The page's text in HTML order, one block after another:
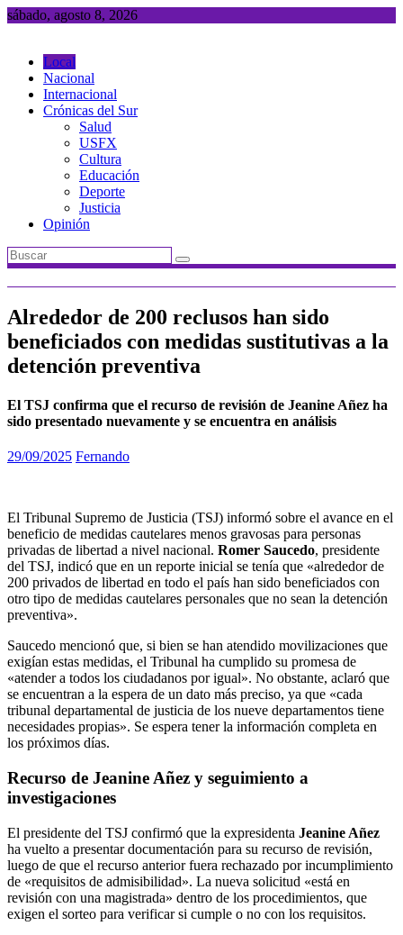
Saltar
sábado, agosto 8, 2026
Local
Nacional
Internacional
Crónicas del Sur
Salud
USFX
Cultura
Educación
Deporte
Justicia
Opinión
Alrededor de 200 reclusos han sido
beneficiados con medidas sustitutivas a la
detención preventiva
El TSJ confirma que el recurso de revisión de Jeanine Añez ha
sido presentado nuevamente y se encuentra en análisis
29/09/2025 Fernando
El Tribunal Supremo de Justicia (TSJ) informó sobre el avance en el
beneficio de medidas cautelares menos gravosas para personas
privadas de libertad a nivel nacional. Romer Saucedo, presidente
del TSJ, indicó que en un reporte inicial se tenía que «alrededor de
200 privados de libertad en todo el país han sido beneficiados con
otro tipo de medidas cautelares personales que no sean la detención
preventiva».
Saucedo mencionó que, si bien se han atendido movilizaciones que
exigían estas medidas, el Tribunal ha cumplido su promesa de
«atender a todos los ciudadanos por igual». No obstante, aclaró que
se encuentran a la espera de un dato más preciso, ya que «cada
tribunal departamental de justicia de los nueve departamentos tiene
necesidades propias». Se espera tener la información completa en
los próximos días.
Recurso de Jeanine Añez y seguimiento a
investigaciones
El presidente del TSJ confirmó que la expresidenta Jeanine Añez
ha vuelto a presentar documentación para su recurso de revisión,
luego de que el recurso anterior fuera rechazado por incumplimiento
de «requisitos de admisibilidad». La nueva solicitud «está en
revisión con una magistrada» dentro de los procedimientos, que
exigen el sorteo para verificar si cumple o no con los requisitos.